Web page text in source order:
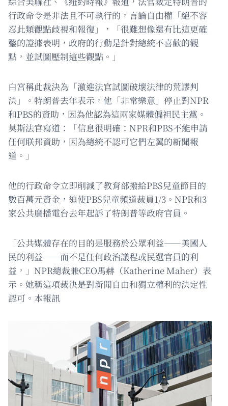
行政命令是非法且不可執行的，言論自由權「絕不容
忍此類觀點歧視和報復」，「很難想像還有比這更確
鑿的證據表明，政府的行動是針對總統不喜歡的觀
點，並試圖壓制這些觀點。」
白宮稱此裁決為「激進法官試圖破壞法律的荒謬判
決」。特朗普去年表示，他「非常樂意」停止對NPR
和PBS的資助，因為他認為這兩家媒體偏袒民主黨。
莫斯法官寫道：「信息很明確：NPR和PBS不能申請
任何联邦資助，因為總統不認可它們左翼的新聞報
道。」
他的行政命令立即削減了教育部撥給PBS兒童節目的
數百萬元資金，迫使PBS兒童頻道裁員1/3。NPR和3
家公共廣播電台去年起訴了特朗普等政府官員。
「公共媒體存在的目的是服務於公眾利益——美國人
民的利益——而不是任何政治議程或民選官員的利
益，」NPR總裁兼CEO馬赫（Katherine Maher）表
示。她稱這項裁決是對新聞自由和獨立權利的決定性
認可。本報訊